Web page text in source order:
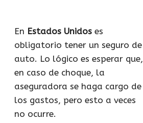
En Estados Unidos es
obligatorio tener un seguro de
auto. Lo lógico es esperar que,
en caso de choque, la
aseguradora se haga cargo de
los gastos, pero esto a veces
no ocurre.